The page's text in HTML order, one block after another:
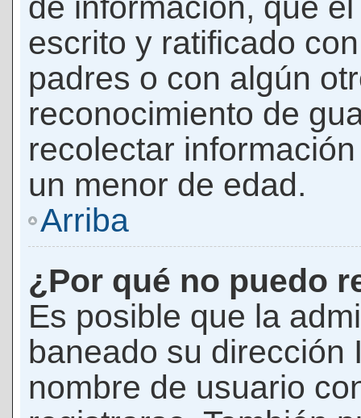
de información, que
escrito y ratificado
padres o con algún
reconocimiento de
recolectar
un menor de edad.
Arriba
¿Por qué no puedo
Es posible que la
baneado su dirección
nombre de usuario